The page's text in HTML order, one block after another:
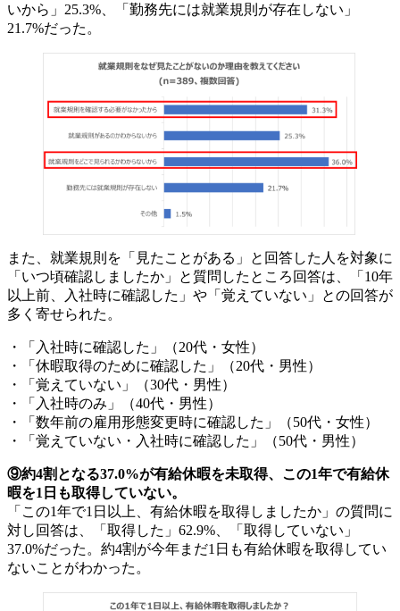
いから」25.3%、「勤務先には就業規則が存在しない」
21.7%だった。
また、就業規則を「見たことがある」と回答した人を対象に
「いつ頃確認しましたか」と質問したところ回答は、「10年
以上前、入社時に確認した」や「覚えていない」との回答が
多く寄せられた。
・「入社時に確認した」（20代・女性）
・「休暇取得のために確認した」（20代・男性）
・「覚えていない」（30代・男性）
・「入社時のみ」（40代・男性）
・「数年前の雇用形態変更時に確認した」（50代・女性）
・「覚えていない・入社時に確認した」（50代・男性）
⑨約4割となる37.0%が有給休暇を未取得、この1年で有給休
暇を1日も取得していない。
「この1年で1日以上、有給休暇を取得しましたか」の質問に
対し回答は、「取得した」62.9%、「取得していない」
37.0%だった。約4割が今年まだ1日も有給休暇を取得してい
ないことがわかった。